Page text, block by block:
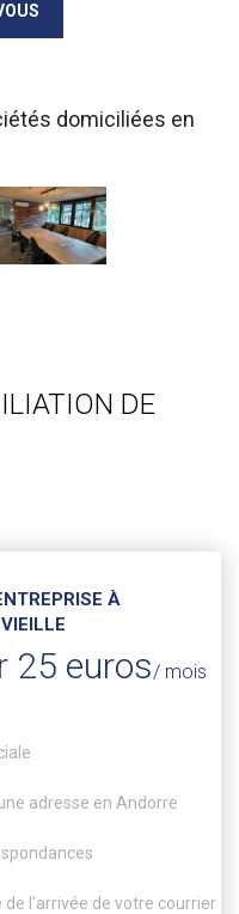
domiciliées en
DE
À
25 euros/ mois
adresse en Andorre
l'arrivée de votre courrier